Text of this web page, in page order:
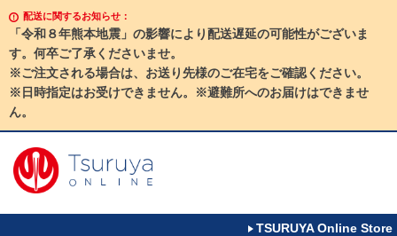
配送に関するお知らせ：
「令和８年熊本地震」の影響により配送遅延の可能性がございま
す。何卒ご了承くださいませ。
※ご注文される場合は、お送り先様のご在宅をご確認ください。
※日時指定はお受けできません。※避難所へのお届けはできませ
ん。
TSURUYA Online Store